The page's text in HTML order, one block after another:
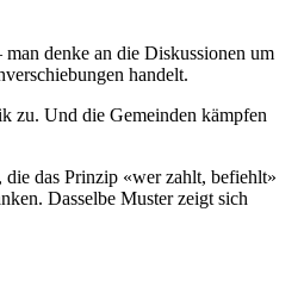
denke an die Diskussionen um
handelt.
zu. Und die Gemeinden kämpfen
das Prinzip «wer zahlt, befiehlt»
Dasselbe Muster zeigt sich